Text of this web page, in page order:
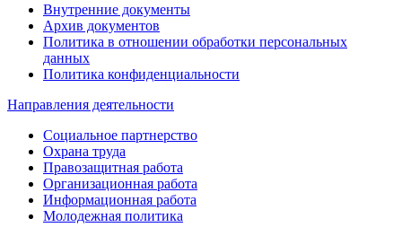
Внутренние документы
Архив документов
Политика в отношении обработки персональных
данных
Политика конфиденциальности
Направления деятельности
Социальное партнерство
Охрана труда
Правозащитная работа
Организационная работа
Информационная работа
Молодежная политика